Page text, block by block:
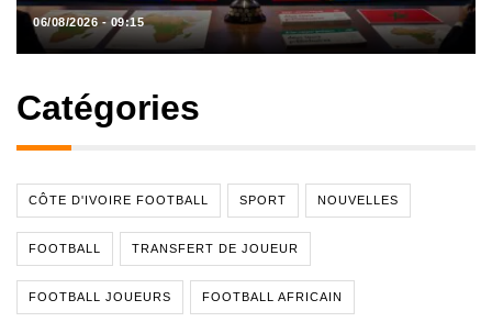
06/08/2026 - 09:15
Catégories
CÔTE D'IVOIRE FOOTBALL SPORT NOUVELLES
FOOTBALL TRANSFERT DE JOUEUR
FOOTBALL JOUEURS FOOTBALL AFRICAIN